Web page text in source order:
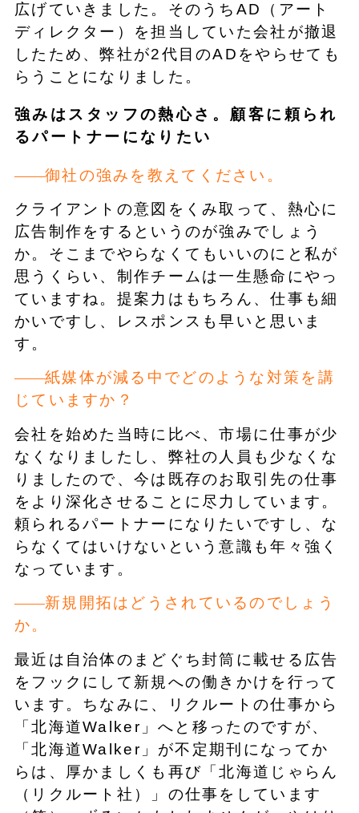
広げていきました。そのうちAD（アート
ディレクター）を担当していた会社が撤退
したため、弊社が2代目のADをやらせても
らうことになりました。
強みはスタッフの熱心さ。顧客に頼られ
るパートナーになりたい
御社の強みを教えてください。
クライアントの意図をくみ取って、熱心に
広告制作をするというのが強みでしょう
か。そこまでやらなくてもいいのにと私が
思うくらい、制作チームは一生懸命にやっ
ていますね。提案力はもちろん、仕事も細
かいですし、レスポンスも早いと思いま
す。
紙媒体が減る中でどのような対策を講
じていますか？
会社を始めた当時に比べ、市場に仕事が少
なくなりましたし、弊社の人員も少なくな
りましたので、今は既存のお取引先の仕事
をより深化させることに尽力しています。
頼られるパートナーになりたいですし、な
らなくてはいけないという意識も年々強く
なっています。
新規開拓はどうされているのでしょう
か。
最近は自治体のまどぐち封筒に載せる広告
をフックにして新規への働きかけを行って
います。ちなみに、リクルートの仕事から
「北海道Walker」へと移ったのですが、
「北海道Walker」が不定期刊になってか
らは、厚かましくも再び「北海道じゃらん
（リクルート社）」の仕事をしています